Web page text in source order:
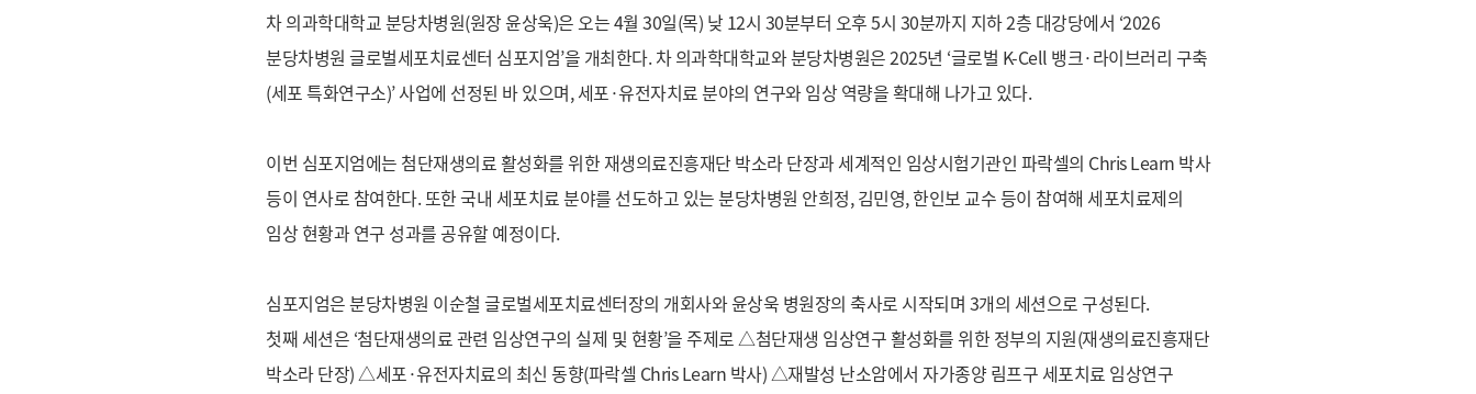
차 의과학대학교 분당차병원(원장 윤상욱)은 오는 4월 30일(목) 낮 12시 30분부터 오후 5시 30분까지 지하 2층 대강당에서 ‘2026
분당차병원 글로벌세포치료센터 심포지엄’을 개최한다. 차 의과학대학교와 분당차병원은 2025년 ‘글로벌 K-Cell 뱅크·라이브러리 구축
(세포 특화연구소)’ 사업에 선정된 바 있으며, 세포·유전자치료 분야의 연구와 임상 역량을 확대해 나가고 있다.
이번 심포지엄에는 첨단재생의료 활성화를 위한 재생의료진흥재단 박소라 단장과 세계적인 임상시험기관인 파락셀의 Chris Learn 박사
등이 연사로 참여한다. 또한 국내 세포치료 분야를 선도하고 있는 분당차병원 안희정, 김민영, 한인보 교수 등이 참여해 세포치료제의
임상 현황과 연구 성과를 공유할 예정이다.
심포지엄은 분당차병원 이순철 글로벌세포치료센터장의 개회사와 윤상욱 병원장의 축사로 시작되며 3개의 세션으로 구성된다.
첫째 세션은 ‘첨단재생의료 관련 임상연구의 실제 및 현황’을 주제로 △첨단재생 임상연구 활성화를 위한 정부의 지원(재생의료진흥재단
박소라 단장) △세포·유전자치료의 최신 동향(파락셀 Chris Learn 박사) △재발성 난소암에서 자가종양 림프구 세포치료 임상연구